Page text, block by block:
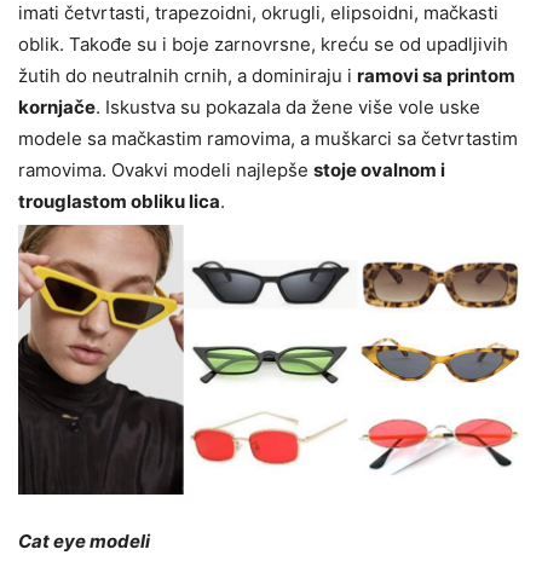
imati četvrtasti, trapezoidni, okrugli, elipsoidni, mačkasti
oblik. Takođe su i boje zarnovrsne, kreću se od upadljivih
žutih do neutralnih crnih, a dominiraju i ramovi sa printom
kornjače. Iskustva su pokazala da žene više vole uske
modele sa mačkastim ramovima, a muškarci sa četvrtastim
ramovima. Ovakvi modeli najlepše stoje ovalnom i
trouglastom obliku lica.
Cat eye modeli